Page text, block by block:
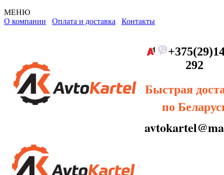
МЕНЮ
О компании Оплата и доставка Контакты
292
Быстрая
по